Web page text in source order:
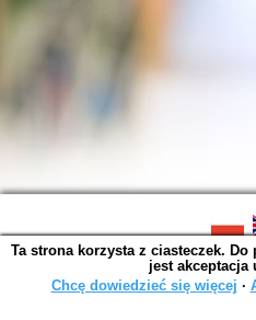
SOWA OPAC v.
Wygenerowano
Ta strona korzysta z ciasteczek. Do
jest akceptacja
Chcę dowiedzieć się więcej ∙